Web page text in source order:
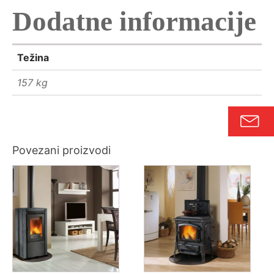
Dodatne informacije
Težina
157 kg
Povezani proizvodi